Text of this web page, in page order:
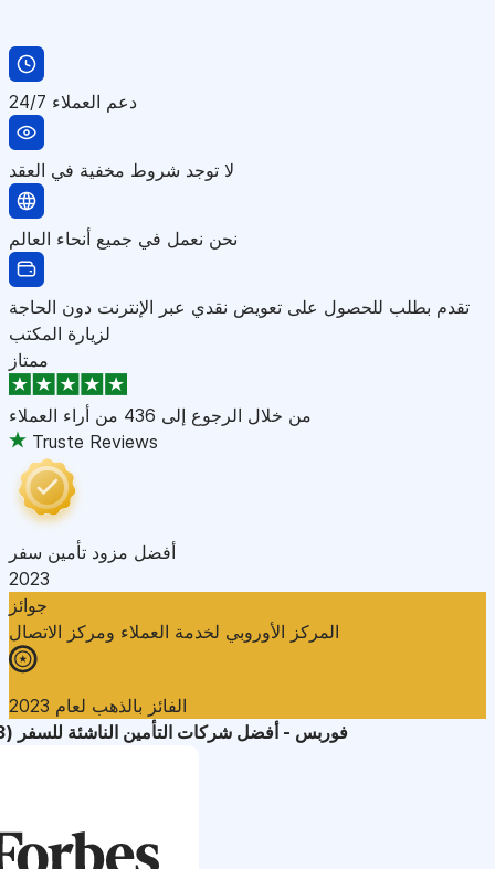
دعم العملاء 24/7
لا توجد شروط مخفية في العقد
نحن نعمل في جميع أنحاء العالم
تقدم بطلب للحصول على تعويض نقدي عبر الإنترنت دون الحاجة
لزيارة المكتب
ممتاز
من خلال الرجوع إلى 436 من أراء العملاء
Truste Reviews
أفضل مزود تأمين سفر
2023
جوائز
المركز الأوروبي لخدمة العملاء ومركز الاتصال
الفائز بالذهب لعام 2023
فوربس - أفضل شركات التأمين الناشئة للسفر (2023)